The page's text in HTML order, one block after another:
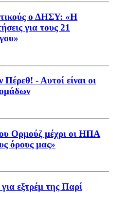
ο ΔΗΣΥ: «Η
για τους 21
- Αυτοί είναι οι
ομάδων
Ορμούζ μέχρι οι ΗΠΑ
όρους μας»
εξτρέμ της Παρί